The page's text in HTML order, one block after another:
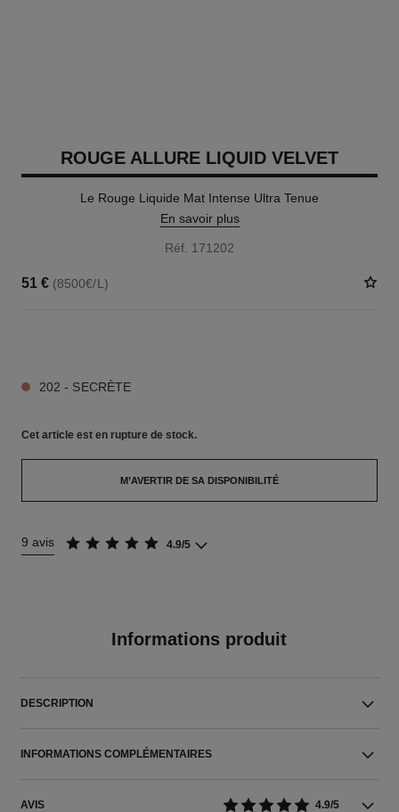
ROUGE ALLURE LIQUID VELVET
Le Rouge Liquide Mat Intense Ultra Tenue
En savoir plus
Réf. 171202
51 € (8500€/L)
202 - SECRÈTE
Cet article est en rupture de stock.
M’AVERTIR DE SA DISPONIBILITÉ
9 avis 4.9/5
Informations produit
DESCRIPTION
INFORMATIONS COMPLÉMENTAIRES
AVIS 4.9/5